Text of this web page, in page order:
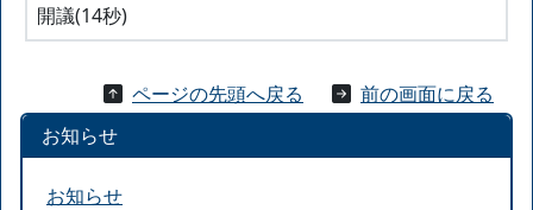
開議(14秒)
ページの先頭へ戻る
前の画面に戻る
お知らせ
お知らせ